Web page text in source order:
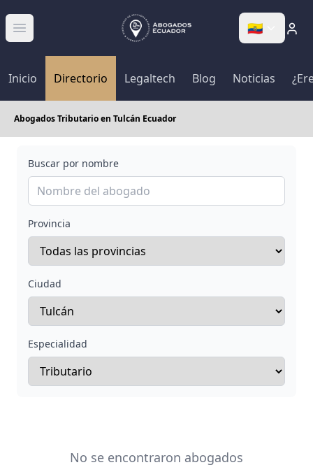
Abrir menú 🇪🇨
Inicio Directorio Legaltech Blog Noticias
Abogados Tributario en Tulcán Ecuador
Buscar por nombre
Provincia
Ciudad
Especialidad
No se encontraron abogados